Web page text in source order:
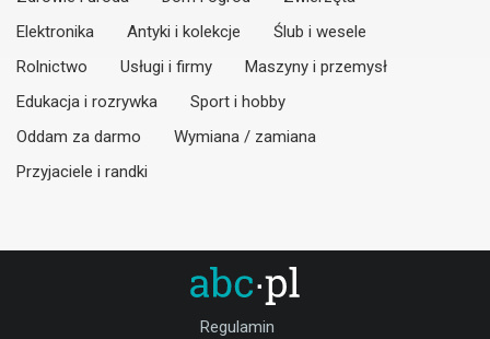
Elektronika
Antyki i kolekcje
Ślub i wesele
Rolnictwo
Usługi i firmy
Maszyny i przemysł
Edukacja i rozrywka
Sport i hobby
Oddam za darmo
Wymiana / zamiana
Przyjaciele i randki
Regulamin